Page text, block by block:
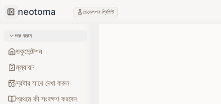
Collapse sidebar
ডেভেলপার প্রিভিউ
শুরু করুন
ডকুমেন্টেশন
মূল্যায়ন
স্রষ্টার সাথে দেখা করুন
প্রথমে কী সংরক্ষণ করবেন